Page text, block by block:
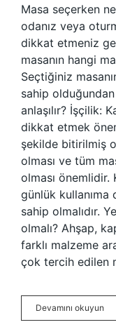
Masa seçerken
odanız veya
dikkat etmeniz
masanın hangi
Seçtiğiniz
sahip
anlaşılır? İşçilik:
dikkat etmek
şekilde bitirilmiş
olması ve tüm
olması önemlidir.
günlük kullanıma
sahip olmalıdır.
olmalı? Ahşap,
farklı malzeme
çok tercih edilen
Devamını okuyun